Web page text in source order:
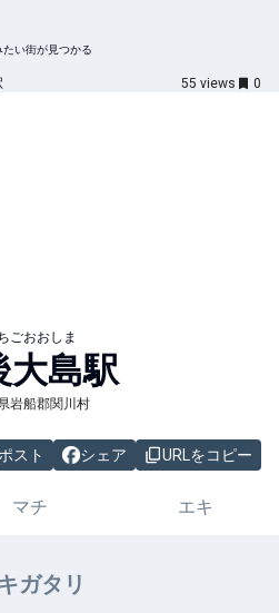
い街が見つかる
55 views 0
ごおおしま
大島駅
岩船郡関川村
ポスト シェア URLをコピー
マチ エキ
ガタリ